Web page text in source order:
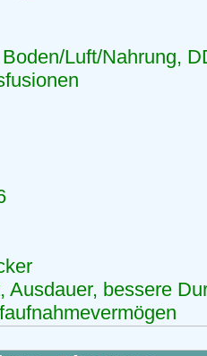
Luft/Nahrung,
Ausdauer, bessere